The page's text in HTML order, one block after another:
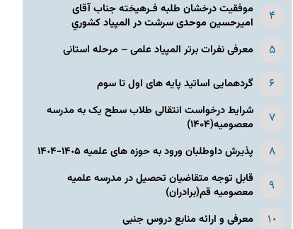
موفقیت درخشان طلبه فـرهیخته جناب آقای
امیرحسین موحدی سرشت در المپياد كشوري
معرفی نفرات برتر المپیاد علمی – مرحله استانی
گردهمایی اساتید پایه های اول تا سوم
شرایط درخواست انتقالی طلاب سطح یک به مدرسه
معصومیه(۱۴۰۴)
پذیرش داوطلبان ورود به حوزه های علمیه ١۴٠۵-١۴٠۴
قابل توجه متقاضیان تحصیل در مدرسه علمیه
معصومیه قم(برادران)
معرفی و ارائه منابع دروس جنبی